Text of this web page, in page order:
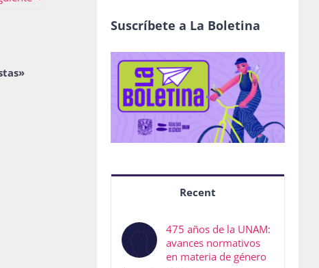
Suscríbete a La Boletina
Recent
475 años de la UNAM:
avances normativos
en materia de género